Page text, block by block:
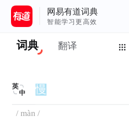
网易有道词典
智能学习更高效
词典 翻译
英
中
/ màn /